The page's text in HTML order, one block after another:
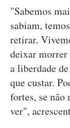
"Sabemos
sabiam,
retirar.
deixar
a liberdade
que custar.
fortes, se não
ver",